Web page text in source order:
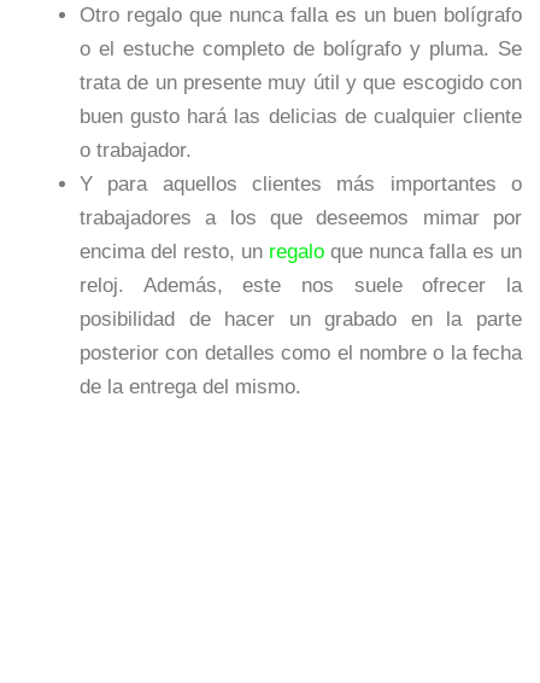
Otro regalo que nunca falla es un buen bolígrafo
o el estuche completo de bolígrafo y pluma. Se
trata de un presente muy útil y que escogido con
buen gusto hará las delicias de cualquier cliente
o trabajador.
Y para aquellos clientes más importantes o
trabajadores a los que deseemos mimar por
encima del resto, un regalo que nunca falla es un
reloj. Además, este nos suele ofrecer la
posibilidad de hacer un grabado en la parte
posterior con detalles como el nombre o la fecha
de la entrega del mismo.